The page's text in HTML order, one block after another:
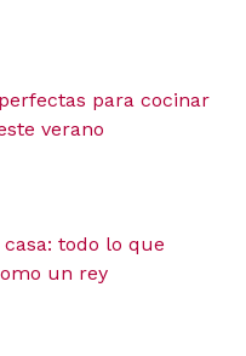
para cocinar
verano
todo lo que
un rey